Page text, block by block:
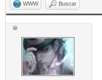
WWW Buscar